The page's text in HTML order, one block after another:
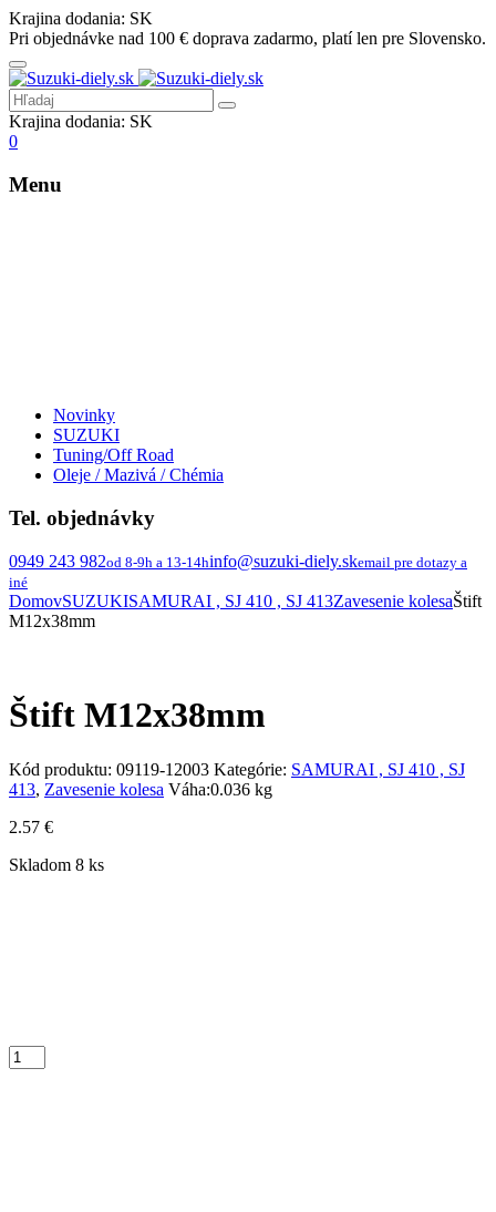
Krajina dodania: SK
Pri objednávke nad 100 € doprava zadarmo, platí len pre Slovensko.
Krajina dodania: SK
0
Menu
Novinky
SUZUKI
Tuning/Off Road
Oleje / Mazivá / Chémia
Tel. objednávky
0949 243 982od 8-9h a 13-14hinfo@suzuki-diely.skemail pre dotazy a
iné
DomovSUZUKISAMURAI , SJ 410 , SJ 413Zavesenie kolesaŠtift
M12x38mm
Štift M12x38mm
Kód produktu: 09119-12003 Kategórie: SAMURAI , SJ 410 , SJ
413, Zavesenie kolesa Váha:0.036 kg
2.57 €
Skladom 8 ks